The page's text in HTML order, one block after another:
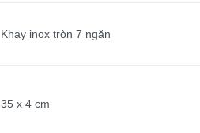
Khay inox tròn 7 ngăn
35 x 4 cm